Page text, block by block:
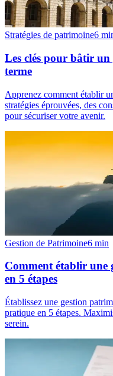
Stratégies de patrimoine6
Les clés pour bâtir
terme
Apprenez comment établir
stratégies éprouvées, des
pour sécuriser votre avenir.
Gestion de Patrimoine6 min
Comment établir une
en 5 étapes
Établissez une gestion
pratique en 5 étapes.
serein.